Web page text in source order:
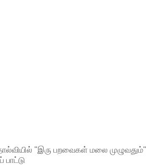
"இரு பறவைகள் மலை முழுவதும்"
பாட்டு